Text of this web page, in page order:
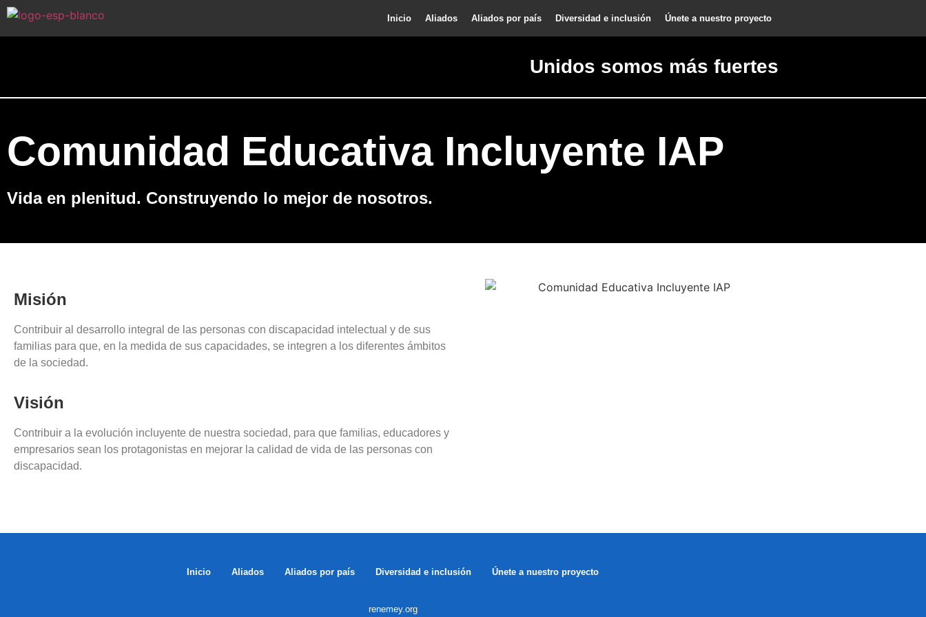
Inicio Aliados Aliados por país Diversidad e inclusión Únete a nuestro proyecto
Unidos somos más fuertes
Comunidad Educativa Incluyente IAP
Vida en plenitud. Construyendo lo mejor de nosotros.
Misión
Contribuir al desarrollo integral de las personas con discapacidad intelectual y de sus
familias para que, en la medida de sus capacidades, se integren a los diferentes ámbitos
de la sociedad.
Visión
Contribuir a la evolución incluyente de nuestra sociedad, para que familias, educadores y
empresarios sean los protagonistas en mejorar la calidad de vida de las personas con
discapacidad.
Inicio Aliados Aliados por país Diversidad e inclusión Únete a nuestro proyecto
renemey.org